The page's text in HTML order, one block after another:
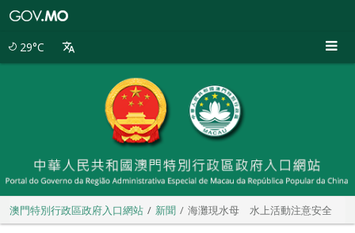
29°C
澳門特別行政區政府入口網站 新聞 海灘現水母 水上活動注意安全